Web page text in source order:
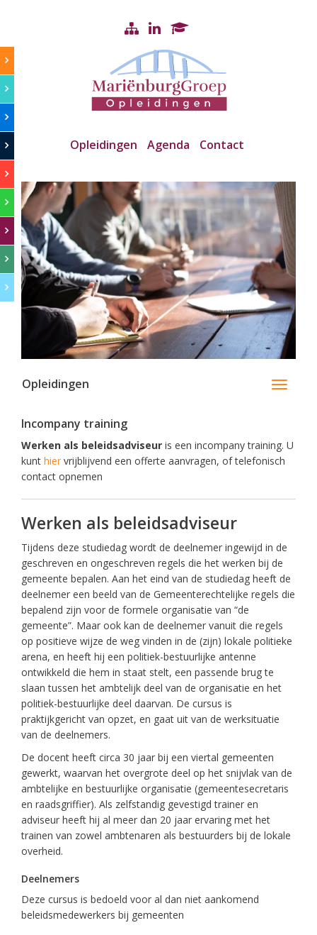
Opleidingen Agenda Contact
Toggle
Opleidingen
Incompany training
Werken als beleidsadviseur is een incompany training. U
kunt hier vrijblijvend een offerte aanvragen, of telefonisch
contact opnemen
Werken als beleidsadviseur
Tijdens deze studiedag wordt de deelnemer ingewijd in de
geschreven en ongeschreven regels die het werken bij de
gemeente bepalen. Aan het eind van de studiedag heeft de
deelnemer een beeld van de Gemeenterechtelijke regels die
bepalend zijn voor de formele organisatie van “de
gemeente”. Maar ook kan de deelnemer vanuit die regels
op positieve wijze de weg vinden in de (zijn) lokale politieke
arena, en heeft hij een politiek-bestuurlijke antenne
ontwikkeld die hem in staat stelt, een passende brug te
slaan tussen het ambtelijk deel van de organisatie en het
politiek-bestuurlijke deel daarvan. De cursus is
praktijkgericht van opzet, en gaat uit van de werksituatie
van de deelnemers.
De docent heeft circa 30 jaar bij een viertal gemeenten
gewerkt, waarvan het overgrote deel op het snijvlak van de
ambtelijke en bestuurlijke organisatie (gemeentesecretaris
en raadsgriffier). Als zelfstandig gevestigd trainer en
adviseur heeft hij al meer dan 20 jaar ervaring met het
trainen van zowel ambtenaren als bestuurders bij de lokale
overheid.
Deelnemers
Deze cursus is bedoeld voor al dan niet aankomend
beleidsmedewerkers bij gemeenten